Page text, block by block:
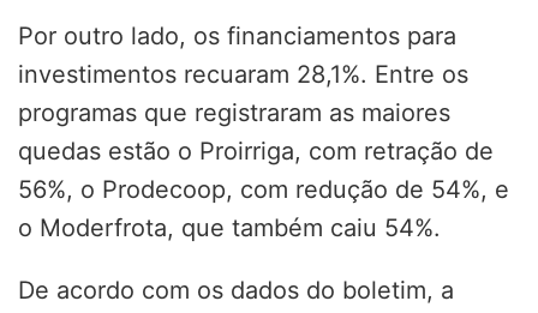
Por outro lado, os financiamentos para
investimentos recuaram 28,1%. Entre os
programas que registraram as maiores
quedas estão o Proirriga, com retração de
56%, o Prodecoop, com redução de 54%, e
o Moderfrota, que também caiu 54%.
De acordo com os dados do boletim, a